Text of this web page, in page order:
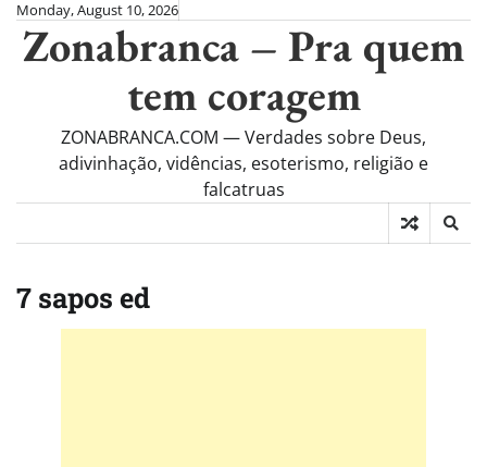
Skip
content
Monday, August 10, 2026
Zonabranca – Pra quem
tem coragem
ZONABRANCA.COM — Verdades sobre Deus,
adivinhação, vidências, esoterismo, religião e
falcatruas
7 sapos ed